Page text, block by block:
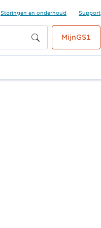
Storingen en onderhoud Support
MijnGS1